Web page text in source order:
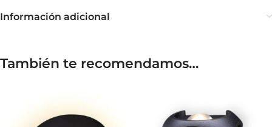
Información adicional
También te recomendamos…